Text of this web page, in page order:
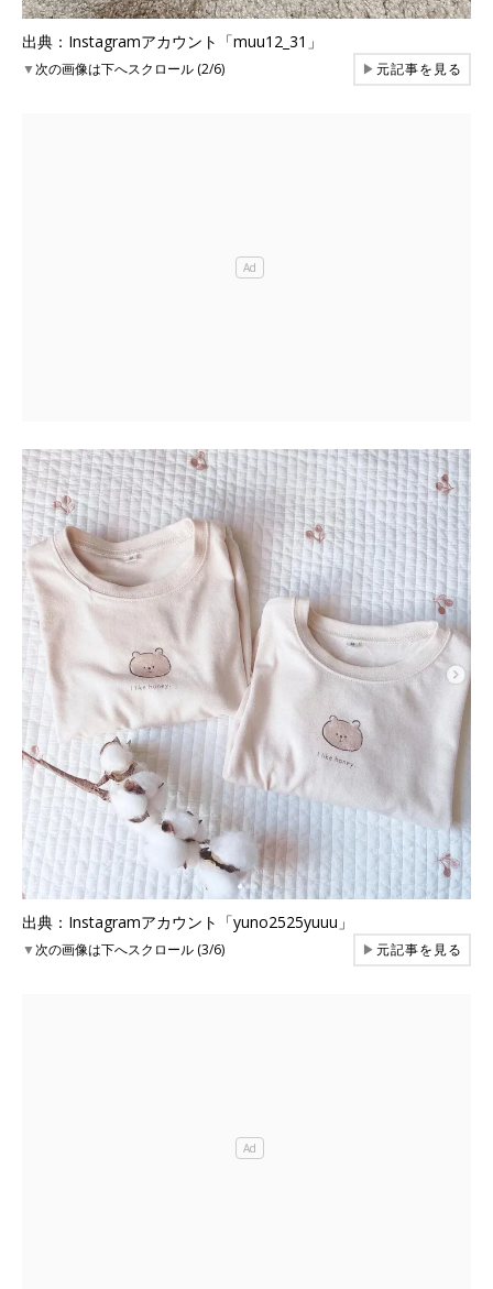
出典：Instagramアカウント「muu12_31」
▼次の画像は下へスクロール (2/6) ▶元記事を見る
出典：Instagramアカウント「yuno2525yuuu」
▼次の画像は下へスクロール (3/6) ▶元記事を見る